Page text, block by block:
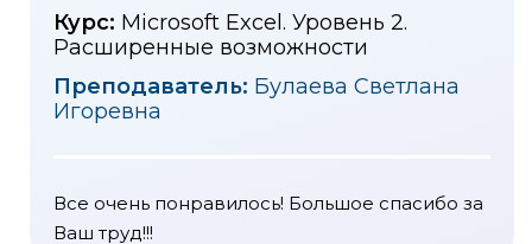
Курс: Microsoft Excel. Уровень 2.
Расширенные возможности
Преподаватель: Булаева Светлана
Игоревна
Все очень понравилось! Большое спасибо за
Ваш труд!!!